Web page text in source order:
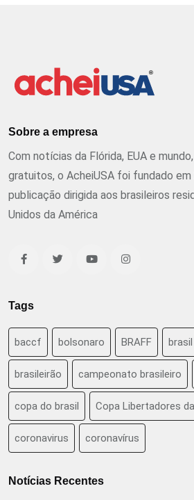
Sobre a empresa
Com notícias da Flórida, EUA e
gratuitos, o AcheiUSA foi fundado em
publicação dirigida aos brasileiros
Unidos da América
Tags
baccf bolsonaro BRAFF brasil
brasileirão campeonato brasileiro
copa do brasil Copa Libertadores
coronavirus coronavírus
Notícias Recentes